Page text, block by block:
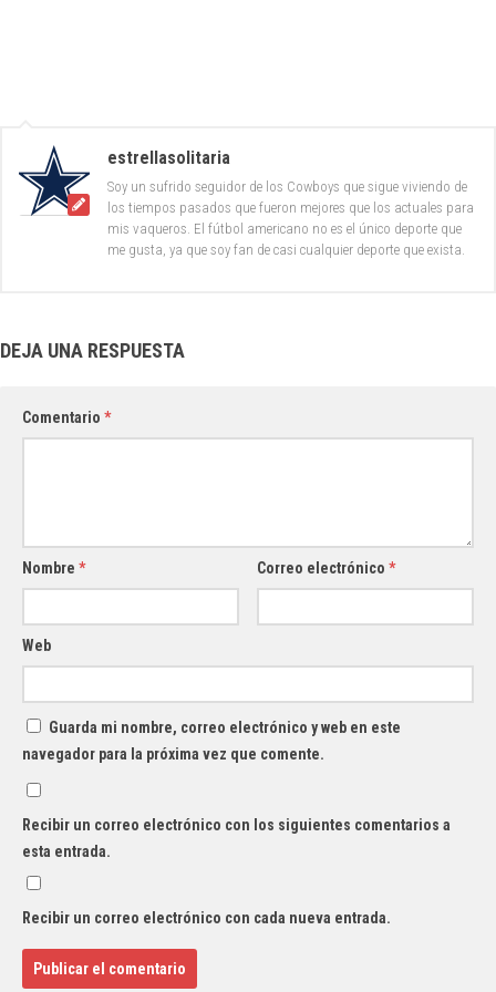
estrellasolitaria
Soy un sufrido seguidor de los Cowboys que sigue viviendo de
los tiempos pasados que fueron mejores que los actuales para
mis vaqueros. El fútbol americano no es el único deporte que
me gusta, ya que soy fan de casi cualquier deporte que exista.
DEJA UNA RESPUESTA
Comentario *
Nombre * Correo electrónico*
Web
Guarda mi nombre, correo electrónico y web en este
navegador para la próxima vez que comente.
Recibir un correo electrónico con los siguientes comentarios a
esta entrada.
Recibir un correo electrónico con cada nueva entrada.